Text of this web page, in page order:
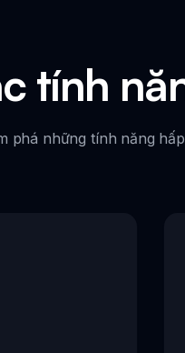
tính
phá những tính năng